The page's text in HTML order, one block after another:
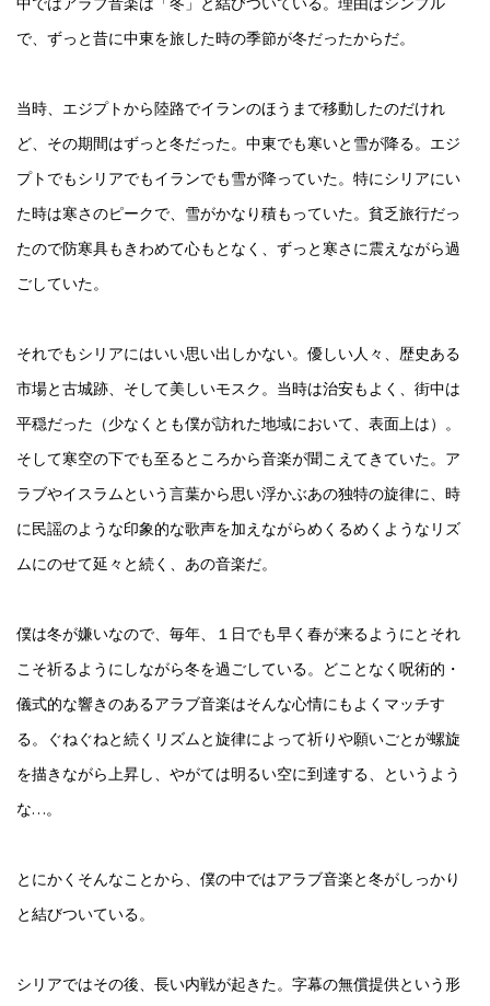
で、ずっと昔に中東を旅した時の季節が冬だったからだ。
当時、エジプトから陸路でイランのほうまで移動したのだけれ
ど、その期間はずっと冬だった。中東でも寒いと雪が降る。エジ
プトでもシリアでもイランでも雪が降っていた。特にシリアにい
た時は寒さのピークで、雪がかなり積もっていた。貧乏旅行だっ
たので防寒具もきわめて心もとなく、ずっと寒さに震えながら過
ごしていた。
それでもシリアにはいい思い出しかない。優しい人々、歴史ある
市場と古城跡、そして美しいモスク。当時は治安もよく、街中は
平穏だった（少なくとも僕が訪れた地域において、表面上は）。
そして寒空の下でも至るところから音楽が聞こえてきていた。ア
ラブやイスラムという言葉から思い浮かぶあの独特の旋律に、時
に民謡のような印象的な歌声を加えながらめくるめくようなリズ
ムにのせて延々と続く、あの音楽だ。
僕は冬が嫌いなので、毎年、１日でも早く春が来るようにとそれ
こそ祈るようにしながら冬を過ごしている。どことなく呪術的・
儀式的な響きのあるアラブ音楽はそんな心情にもよくマッチす
る。ぐねぐねと続くリズムと旋律によって祈りや願いごとが螺旋
を描きながら上昇し、やがては明るい空に到達する、というよう
な…。
とにかくそんなことから、僕の中ではアラブ音楽と冬がしっかり
と結びついている。
シリアではその後、長い内戦が起きた。字幕の無償提供という形